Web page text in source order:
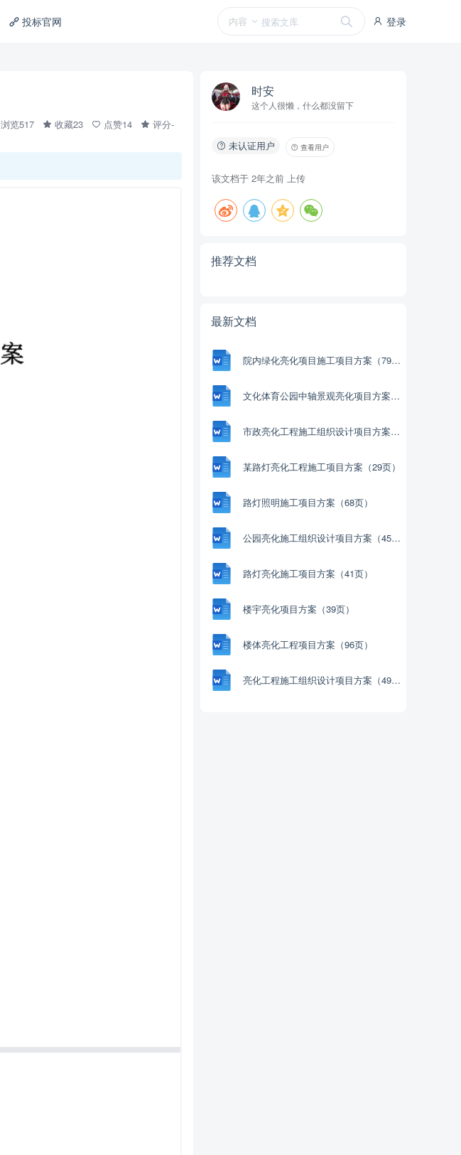
登录
内容
投标官网
浏览517 收藏23 点赞14
评分-
时安
这个人很懒，什么都没留下
未认证用户 查看用户
该文档于 2年之前 上传
推荐文档
最新文档
院内绿化亮化项目施工项目方案（79页）
文化体育公园中轴景观亮化项目方案（51页）
市政亮化工程施工组织设计项目方案（50页）
某路灯亮化工程施工项目方案（29页）
路灯照明施工项目方案（68页）
公园亮化施工组织设计项目方案（45页）
路灯亮化施工项目方案（41页）
楼宇亮化项目方案（39页）
楼体亮化工程项目方案（96页）
亮化工程施工组织设计项目方案（49页）